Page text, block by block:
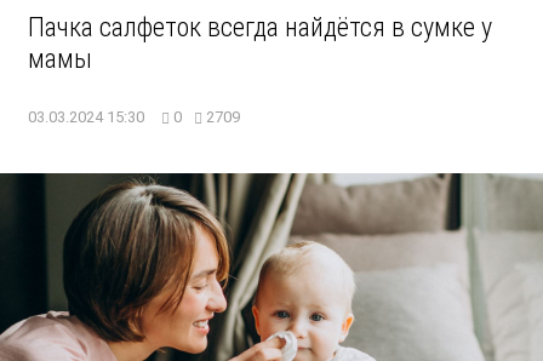
Пачка салфеток всегда найдётся в сумке у
мамы
03.03.2024 15:30 0 2709